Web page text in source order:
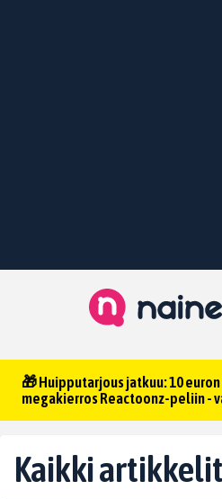
🎁 Huipputarjous jatkuu: 10
megakierros Reactoonz-peliin -
Kaikki